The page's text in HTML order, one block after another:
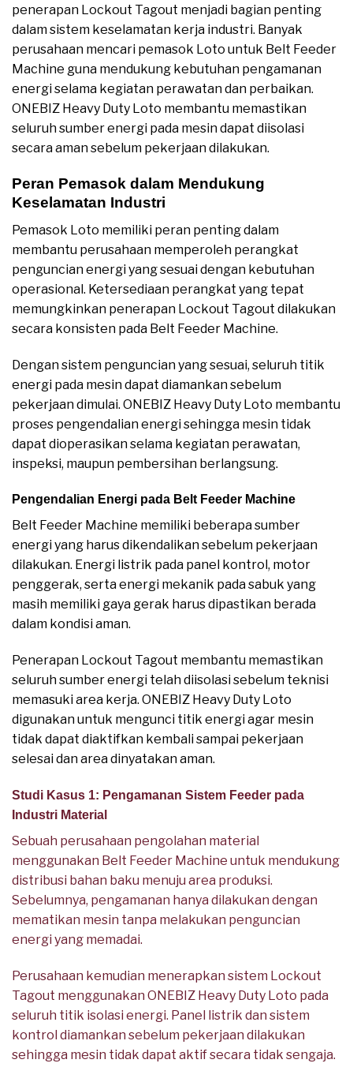
penerapan Lockout Tagout menjadi bagian penting
dalam sistem keselamatan kerja industri. Banyak
perusahaan mencari pemasok Loto untuk Belt Feeder
Machine guna mendukung kebutuhan pengamanan
energi selama kegiatan perawatan dan perbaikan.
ONEBIZ Heavy Duty Loto membantu memastikan
seluruh sumber energi pada mesin dapat diisolasi
secara aman sebelum pekerjaan dilakukan.
Peran Pemasok dalam Mendukung
Keselamatan Industri
Pemasok Loto memiliki peran penting dalam
membantu perusahaan memperoleh perangkat
penguncian energi yang sesuai dengan kebutuhan
operasional. Ketersediaan perangkat yang tepat
memungkinkan penerapan Lockout Tagout dilakukan
secara konsisten pada Belt Feeder Machine.
Dengan sistem penguncian yang sesuai, seluruh titik
energi pada mesin dapat diamankan sebelum
pekerjaan dimulai. ONEBIZ Heavy Duty Loto membantu
proses pengendalian energi sehingga mesin tidak
dapat dioperasikan selama kegiatan perawatan,
inspeksi, maupun pembersihan berlangsung.
Pengendalian Energi pada Belt Feeder Machine
Belt Feeder Machine memiliki beberapa sumber
energi yang harus dikendalikan sebelum pekerjaan
dilakukan. Energi listrik pada panel kontrol, motor
penggerak, serta energi mekanik pada sabuk yang
masih memiliki gaya gerak harus dipastikan berada
dalam kondisi aman.
Penerapan Lockout Tagout membantu memastikan
seluruh sumber energi telah diisolasi sebelum teknisi
memasuki area kerja. ONEBIZ Heavy Duty Loto
digunakan untuk mengunci titik energi agar mesin
tidak dapat diaktifkan kembali sampai pekerjaan
selesai dan area dinyatakan aman.
Studi Kasus 1: Pengamanan Sistem Feeder pada
Industri Material
Sebuah perusahaan pengolahan material
menggunakan Belt Feeder Machine untuk mendukung
distribusi bahan baku menuju area produksi.
Sebelumnya, pengamanan hanya dilakukan dengan
mematikan mesin tanpa melakukan penguncian
energi yang memadai.
Perusahaan kemudian menerapkan sistem Lockout
Tagout menggunakan ONEBIZ Heavy Duty Loto pada
seluruh titik isolasi energi. Panel listrik dan sistem
kontrol diamankan sebelum pekerjaan dilakukan
sehingga mesin tidak dapat aktif secara tidak sengaja.